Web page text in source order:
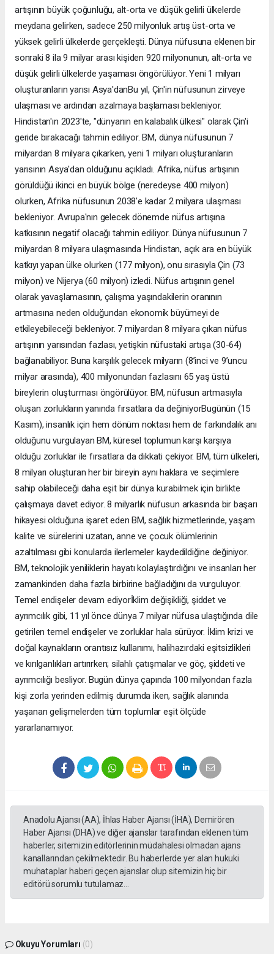
artışının büyük çoğunluğu, alt-orta ve düşük gelirli ülkelerde
meydana gelirken, sadece 250 milyonluk artış üst-orta ve
yüksek gelirli ülkelerde gerçekleşti. Dünya nüfusuna eklenen bir
sonraki 8 ila 9 milyar arası kişiden 920 milyonunun, alt-orta ve
düşük gelirli ülkelerde yaşaması öngörülüyor. Yeni 1 milyarı
oluşturanların yarısı Asya'danBu yıl, Çin'in nüfusunun zirveye
ulaşması ve ardından azalmaya başlaması bekleniyor.
Hindistan'ın 2023'te, "dünyanın en kalabalık ülkesi" olarak Çin'i
geride bırakacağı tahmin ediliyor. BM, dünya nüfusunun 7
milyardan 8 milyara çıkarken, yeni 1 milyarı oluşturanların
yarısının Asya'dan olduğunu açıkladı. Afrika, nüfus artışının
görüldüğü ikinci en büyük bölge (neredeyse 400 milyon)
olurken, Afrika nüfusunun 2038'e kadar 2 milyara ulaşması
bekleniyor. Avrupa'nın gelecek dönemde nüfus artışına
katkısının negatif olacağı tahmin ediliyor. Dünya nüfusunun 7
milyardan 8 milyara ulaşmasında Hindistan, açık ara en büyük
katkıyı yapan ülke olurken (177 milyon), onu sırasıyla Çin (73
milyon) ve Nijerya (60 milyon) izledi. Nüfus artışının genel
olarak yavaşlamasının, çalışma yaşındakilerin oranının
artmasına neden olduğundan ekonomik büyümeyi de
etkileyebileceği bekleniyor. 7 milyardan 8 milyara çıkan nüfus
artışının yarısından fazlası, yetişkin nüfustaki artışa (30-64)
bağlanabiliyor. Buna karşılık gelecek milyarın (8’inci ve 9’uncu
milyar arasında), 400 milyonundan fazlasını 65 yaş üstü
bireylerin oluşturması öngörülüyor. BM, nüfusun artmasıyla
oluşan zorlukların yanında fırsatlara da değiniyorBugünün (15
Kasım), insanlık için hem dönüm noktası hem de farkındalık anı
olduğunu vurgulayan BM, küresel toplumun karşı karşıya
olduğu zorluklar ile fırsatlara da dikkati çekiyor. BM, tüm ülkeleri,
8 milyarı oluşturan her bir bireyin aynı haklara ve seçimlere
sahip olabileceği daha eşit bir dünya kurabilmek için birlikte
çalışmaya davet ediyor. 8 milyarlık nüfusun arkasında bir başarı
hikayesi olduğuna işaret eden BM, sağlık hizmetlerinde, yaşam
kalite ve sürelerini uzatan, anne ve çocuk ölümlerinin
azaltılması gibi konularda ilerlemeler kaydedildiğine değiniyor.
BM, teknolojik yeniliklerin hayatı kolaylaştırdığını ve insanları her
zamankinden daha fazla birbirine bağladığını da vurguluyor.
Temel endişeler devam ediyorİklim değişikliği, şiddet ve
ayrımcılık gibi, 11 yıl önce dünya 7 milyar nüfusa ulaştığında dile
getirilen temel endişeler ve zorluklar hala sürüyor. İklim krizi ve
doğal kaynakların orantısız kullanımı, halihazırdaki eşitsizlikleri
ve kırılganlıkları artırırken; silahlı çatışmalar ve göç, şiddeti ve
ayrımcılığı besliyor. Bugün dünya çapında 100 milyondan fazla
kişi zorla yerinden edilmiş durumda iken, sağlık alanında
yaşanan gelişmelerden tüm toplumlar eşit ölçüde
yararlanamıyor.
Anadolu Ajansı (AA), İhlas Haber Ajansı (İHA), Demirören
Haber Ajansı (DHA) ve diğer ajanslar tarafından eklenen tüm
haberler, sitemizin editörlerinin müdahalesi olmadan ajans
kanallarından çekilmektedir. Bu haberlerde yer alan hukuki
muhataplar haberi geçen ajanslar olup sitemizin hiç bir
editörü sorumlu tutulamaz...
Okuyu Yorumları (0)